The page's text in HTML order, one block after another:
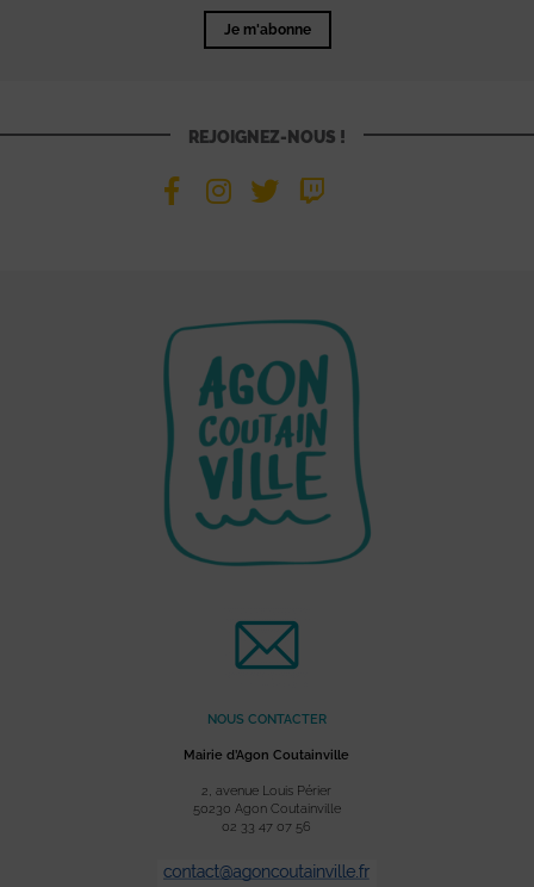
Je m'abonne
REJOIGNEZ-NOUS !
NOUS CONTACTER
Mairie d’Agon Coutainville
2, avenue Louis Périer
50230 Agon Coutainville
02 33 47 07 56